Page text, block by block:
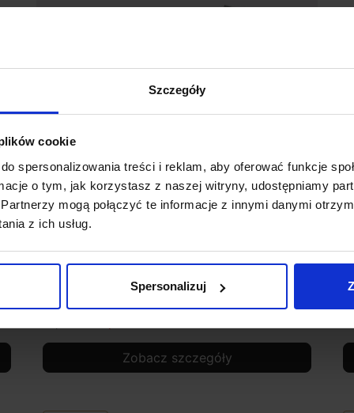
Szczegóły
cookie
spersonalizowania treści i reklam, aby oferować funkcje
o tym, jak korzystasz z naszej witryny, udostępniamy
mogą połączyć te informacje z innymi danymi
z ich usług.
Spersonalizuj
BPM Catli Classic SQ 3006 12V, 230V biała,
czarna, alu IP65
Zobacz szczegóły